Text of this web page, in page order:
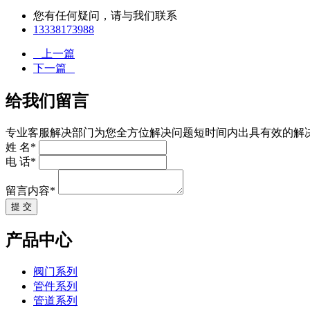
您有任何疑问，请与我们联系
13338173988
上一篇
下一篇
给我们留言
专业客服解决部门为您全方位解决问题短时间内出具有效的解
姓 名*
电 话*
留言内容*
提 交
产品中心
阀门系列
管件系列
管道系列